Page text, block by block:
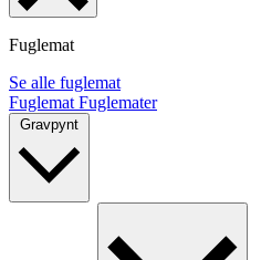
Fuglemat
Se alle fuglemat
Fuglemat Fuglemater